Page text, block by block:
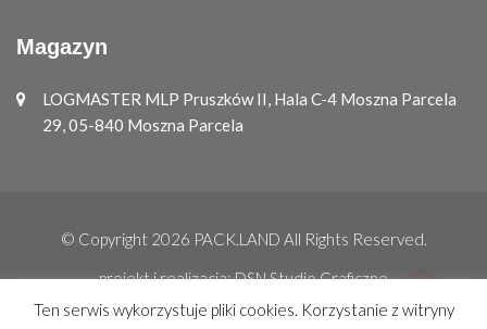
Magazyn
LOGMASTER MLP Pruszków II, Hala C-4 Moszna Parcela
29, 05-840 Moszna Parcela
© Copyright 2026 PACK.LAND All Rights Reserved.
projekt i realizacja:DSN Studio Graficzne
Ten serwis wykorzystuje pliki cookies. Korzystanie z witryny